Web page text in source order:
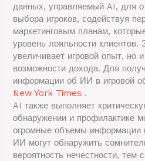
данных, управляемый AI, для
выбора игроков, содействуя
маркетинговым планам,
уровень лояльности клиентов.
увеличивает игровой опыт, но
возможности дохода. Для
информации об ИИ в игровой
New York Times .
AI также выполняет
обнаружении и профилактике
огромные объемы информации
ИИ могут обнаружить
вероятность нечестности, тем